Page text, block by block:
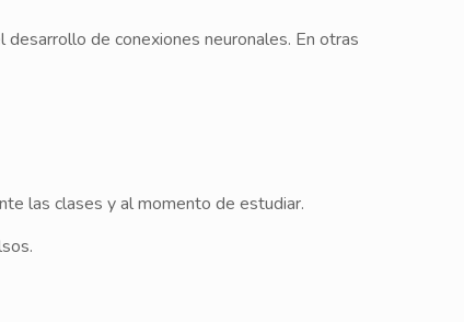
de conexiones neuronales. En otras
las clases y al momento de estudiar.